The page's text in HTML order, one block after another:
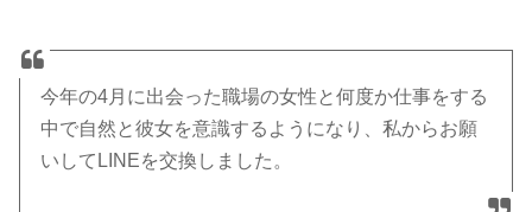
今年の4月に出会った職場の女性と何度か仕事をする
中で自然と彼女を意識するようになり、私からお願
いしてLINEを交換しました。